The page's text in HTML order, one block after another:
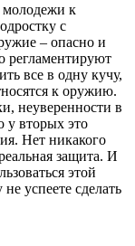
молодежи к
с
– опасно и
регламентируют
все в одну кучу,
к оружию.
неуверенности в
у вторых это
Нет никакого
защита. И
этой
успеете сделать